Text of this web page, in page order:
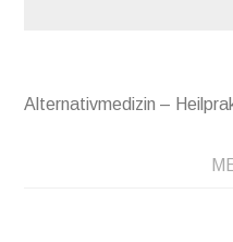
Alternativmedizin –